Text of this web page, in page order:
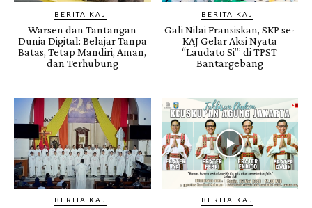
BERITA KAJ
Warsen dan Tantangan
Dunia Digital: Belajar Tanpa
Batas, Tetap Mandiri, Aman,
dan Terhubung
BERITA KAJ
Gali Nilai Fransiskan, SKP se-
KAJ Gelar Aksi Nyata
“Laudato Si’” di TPST
Bantargebang
BERITA KAJ BERITA KAJ